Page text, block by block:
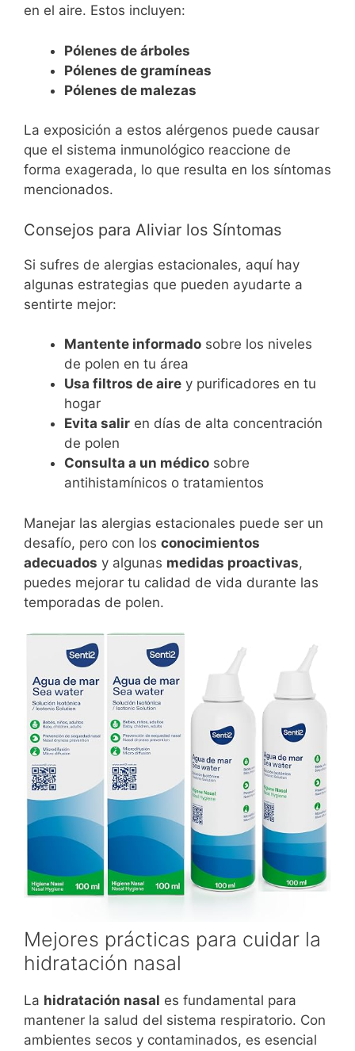
en el aire. Estos incluyen:
Pólenes de árboles
Pólenes de gramíneas
Pólenes de malezas
La exposición a estos alérgenos puede causar
que el sistema inmunológico reaccione de
forma exagerada, lo que resulta en los síntomas
mencionados.
Consejos para Aliviar los Síntomas
Si sufres de alergias estacionales, aquí hay
algunas estrategias que pueden ayudarte a
sentirte mejor:
Mantente informado sobre los niveles
de polen en tu área
Usa filtros de aire y purificadores en tu
hogar
Evita salir en días de alta concentración
de polen
Consulta a un médico sobre
antihistamínicos o tratamientos
Manejar las alergias estacionales puede ser un
desafío, pero con los conocimientos
adecuados y algunas medidas proactivas,
puedes mejorar tu calidad de vida durante las
temporadas de polen.
Mejores prácticas para cuidar la
hidratación nasal
La hidratación nasal es fundamental para
mantener la salud del sistema respiratorio. Con
ambientes secos y contaminados, es esencial